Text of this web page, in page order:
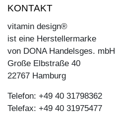
KONTAKT
vitamin design®
ist eine Herstellermarke
von DONA Handelsges. mbH
Große Elbstraße 40
22767 Hamburg
Telefon: +49 40 31798362
Telefax: +49 40 31975477